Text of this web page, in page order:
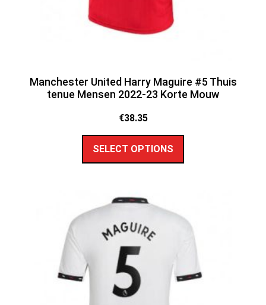
Manchester United Harry Maguire #5 Thuis
tenue Mensen 2022-23 Korte Mouw
€38.35
SELECT OPTIONS